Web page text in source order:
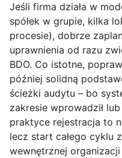
Jeśli firma działa w
spółek w grupie, kilka
procesie), dobrze
uprawnienia od razu
BDO. Co istotne,
później solidną
ścieżki audytu – bo
zakresie wprowadził
praktyce rejestracja to
lecz start całego cyklu
wewnętrznej